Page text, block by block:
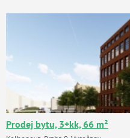
Prodej bytu, 3+kk, 66 m²